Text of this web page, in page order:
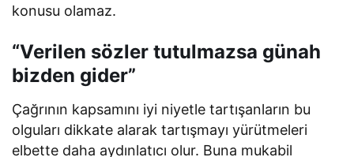
konusu olamaz.
“Verilen sözler tutulmazsa günah
bizden gider”
Çağrının kapsamını iyi niyetle tartışanların bu
olguları dikkate alarak tartışmayı yürütmeleri
elbette daha aydınlatıcı olur. Buna mukabil